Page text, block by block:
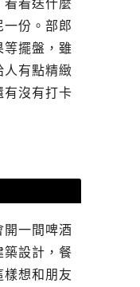
看看送什麼
一份。部郎
等擺盤，雖
人有點精緻
有沒有打卡
開一間啤酒
築設計，餐
樣想和朋友